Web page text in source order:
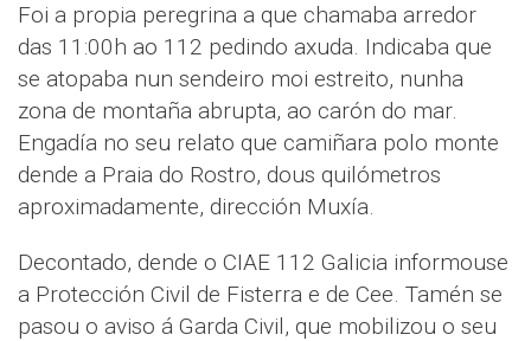
Foi a propia peregrina a que chamaba arredor
das 11:00h ao 112 pedindo axuda. Indicaba que
se atopaba nun sendeiro moi estreito, nunha
zona de montaña abrupta, ao carón do mar.
Engadía no seu relato que camiñara polo monte
dende a Praia do Rostro, dous quilómetros
aproximadamente, dirección Muxía.
Decontado, dende o CIAE 112 Galicia informouse
a Protección Civil de Fisterra e de Cee. Tamén se
pasou o aviso á Garda Civil, que mobilizou o seu